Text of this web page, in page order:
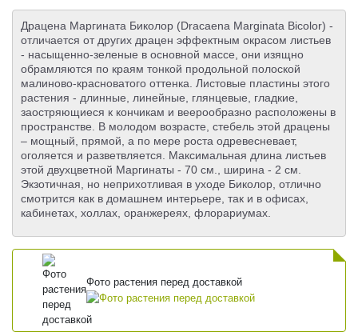
Драцена Маргината Биколор (Dracaena Marginata Bicolor) -
отличается от других драцен эффектным окрасом листьев
- насыщенно-зеленые в основной массе, они изящно
обрамляются по краям тонкой продольной полоской
малиново-красноватого оттенка. Листовые пластины этого
растения - длинные, линейные, глянцевые, гладкие,
заостряющиеся к кончикам и веерообразно расположены в
пространстве. В молодом возрасте, стебель этой драцены
– мощный, прямой, а по мере роста одревесневает,
оголяется и разветвляется. Максимальная длина листьев
этой двухцветной Маргинаты - 70 см., ширина - 2 см.
Экзотичная, но неприхотливая в уходе Биколор, отлично
смотрится как в домашнем интерьере, так и в офисах,
кабинетах, холлах, оранжереях, флорариумах.
Фото растения перед доставкой